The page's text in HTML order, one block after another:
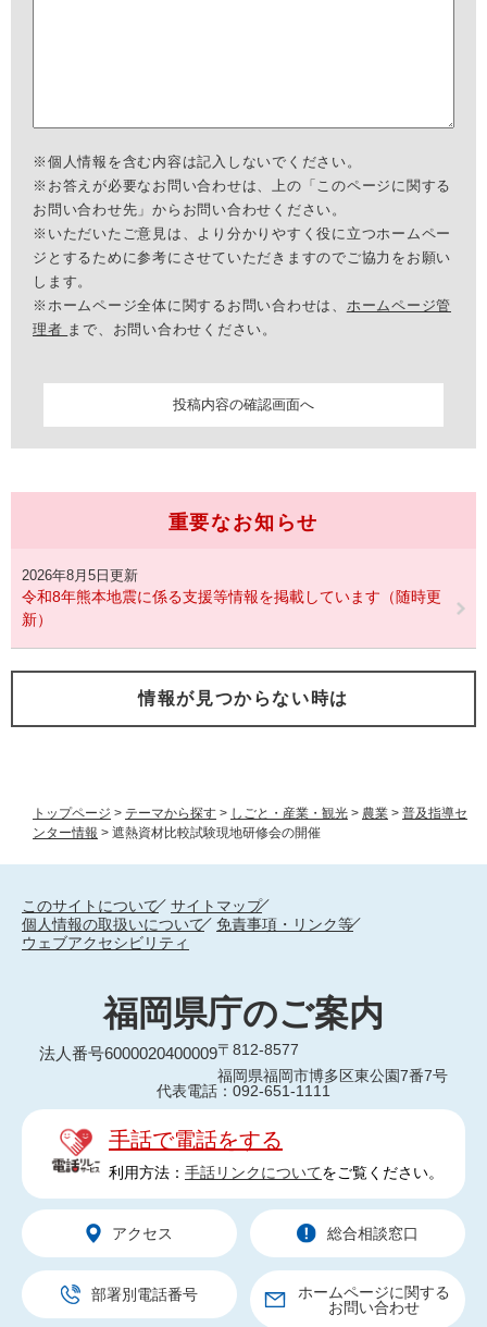
トップページ > テーマから探す > しごと・産業・観光 > 農業 > 普及指導セ
ンター情報 > 遮熱資材比較試験現地研修会の開催
※個人情報を含む内容は記入しないでください。
※お答えが必要なお問い合わせは、上の「このページに関する
お問い合わせ先」からお問い合わせください。
※いただいたご意見は、より分かりやすく役に立つホームペー
ジとするために参考にさせていただきますのでご協力をお願い
します。
※ホームページ全体に関するお問い合わせは、 ホームページ管
理者 まで、お問い合わせください。
重要なお知らせ
2026年8月5日更新
令和8年熊本地震に係る支援等情報を掲載しています（随時更
新）
情報が見つからない時は
このサイトについて
サイトマップ
個人情報の取扱いについて
免責事項・リンク等
ウェブアクセシビリティ
福岡県庁のご案内
法人番号6000020400009〒812-8577
福岡県福岡市博多区東公園7番7号
代表電話：092-651-1111
手話で電話をする
利用方法： 手話リンクについてをご覧ください。
アクセス 総合相談窓口
部署別電話番号
ホームページに関する
お問い合わせ